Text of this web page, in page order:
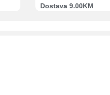
Dostava 9.00KM